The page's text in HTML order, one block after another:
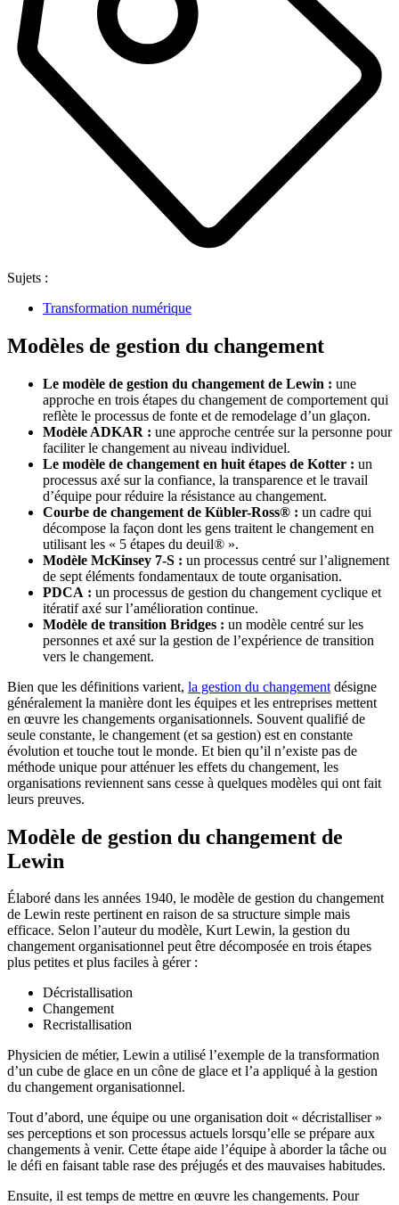
Sujets :
Transformation numérique
Modèles de gestion du changement
Le modèle de gestion du changement de Lewin : une
approche en trois étapes du changement de comportement qui
reflète le processus de fonte et de remodelage d’un glaçon.
Modèle ADKAR : une approche centrée sur la personne pour
faciliter le changement au niveau individuel.
Le modèle de changement en huit étapes de Kotter : un
processus axé sur la confiance, la transparence et le travail
d’équipe pour réduire la résistance au changement.
Courbe de changement de Kübler-Ross® : un cadre qui
décompose la façon dont les gens traitent le changement en
utilisant les « 5 étapes du deuil® ».
Modèle McKinsey 7-S : un processus centré sur l’alignement
de sept éléments fondamentaux de toute organisation.
PDCA : un processus de gestion du changement cyclique et
itératif axé sur l’amélioration continue.
Modèle de transition Bridges : un modèle centré sur les
personnes et axé sur la gestion de l’expérience de transition
vers le changement.
Bien que les définitions varient, la gestion du changement désigne
généralement la manière dont les équipes et les entreprises mettent
en œuvre les changements organisationnels. Souvent qualifié de
seule constante, le changement (et sa gestion) est en constante
évolution et touche tout le monde. Et bien qu’il n’existe pas de
méthode unique pour atténuer les effets du changement, les
organisations reviennent sans cesse à quelques modèles qui ont fait
leurs preuves.
Modèle de gestion du changement de
Lewin
Élaboré dans les années 1940, le modèle de gestion du changement
de Lewin reste pertinent en raison de sa structure simple mais
efficace. Selon l’auteur du modèle, Kurt Lewin, la gestion du
changement organisationnel peut être décomposée en trois étapes
plus petites et plus faciles à gérer :
Décristallisation
Changement
Recristallisation
Physicien de métier, Lewin a utilisé l’exemple de la transformation
d’un cube de glace en un cône de glace et l’a appliqué à la gestion
du changement organisationnel.
Tout d’abord, une équipe ou une organisation doit « décristalliser »
ses perceptions et son processus actuels lorsqu’elle se prépare aux
changements à venir. Cette étape aide l’équipe à aborder la tâche ou
le défi en faisant table rase des préjugés et des mauvaises habitudes.
Ensuite, il est temps de mettre en œuvre les changements. Pour